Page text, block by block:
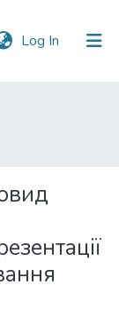
Log In (current)